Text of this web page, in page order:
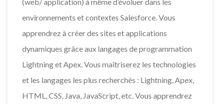
environnements et contextes Salesforce. Vous
apprendrez à créer des sites et applications
dynamiques grâce aux langages de programmation
Lightning et Apex. Vous maîtriserez les technologies
et les langages les plus recherchés : Lightning, Apex,
HTML, CSS, Java, JavaScript, etc. Vous apprendrez